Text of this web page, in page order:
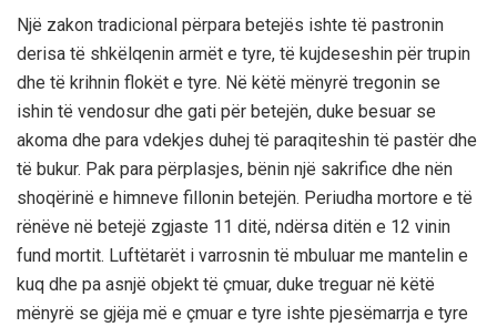
Një zakon tradicional përpara betejës ishte të pastronin
derisa të shkëlqenin armët e tyre, të kujdeseshin për trupin
dhe të krihnin flokët e tyre. Në këtë mënyrë tregonin se
ishin të vendosur dhe gati për betejën, duke besuar se
akoma dhe para vdekjes duhej të paraqiteshin të pastër dhe
të bukur. Pak para përplasjes, bënin një sakrifice dhe nën
shoqërinë e himneve fillonin betejën. Periudha mortore e të
rënëve në betejë zgjaste 11 ditë, ndërsa ditën e 12 vinin
fund mortit. Luftëtarët i varrosnin të mbuluar me mantelin e
kuq dhe pa asnjë objekt të çmuar, duke treguar në këtë
mënyrë se gjëja më e çmuar e tyre ishte pjesëmarrja e tyre